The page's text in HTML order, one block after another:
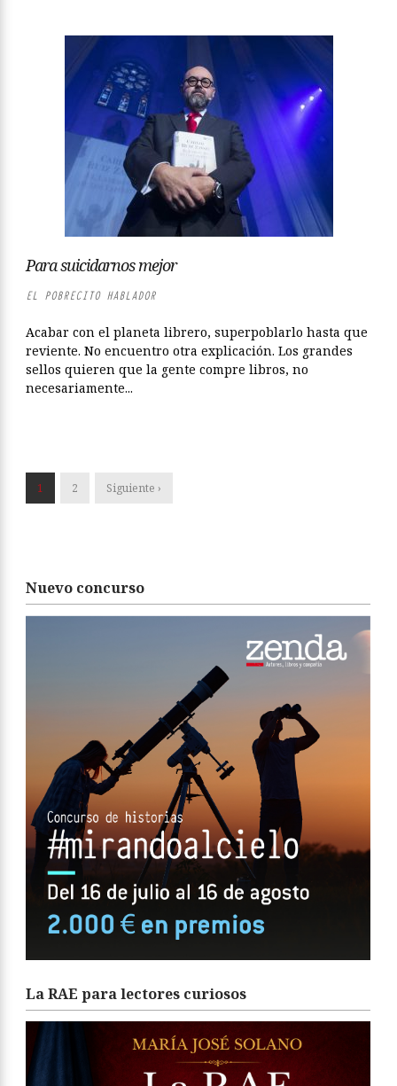
Para suicidarnos mejor
EL POBRECITO HABLADOR
Acabar con el planeta librero, superpoblarlo hasta que
reviente. No encuentro otra explicación. Los grandes
sellos quieren que la gente compre libros, no
necesariamente...
1 2 Siguiente ›
Nuevo concurso
La RAE para lectores curiosos